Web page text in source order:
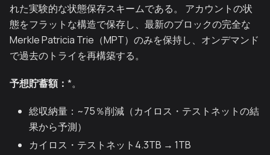
れた実験的な状態保存スキームである。 アカウントの状
態をフラットな構造で保存し、最新のブロックの完全な
Merkle Patricia Trie（MPT）のみを保持し、オンデマンド
で過去のトライを再構築する。
予想貯蓄額： *。
総収納量：~75％削減（カイロス・テストネットの結
果から予測）
カイロス・テストネット4.3TB → 1TB